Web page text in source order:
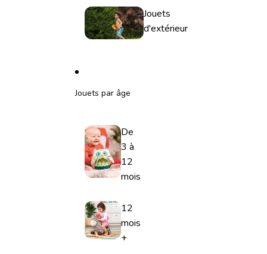
Jouets
d'extérieur
Jouets par âge
De
3 à
12
mois
12
mois
+